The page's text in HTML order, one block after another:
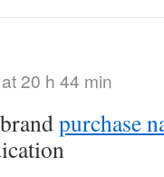
20 h 44 min
purchase